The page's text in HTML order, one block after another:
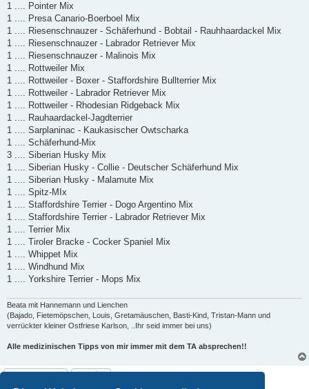
1 .... Pointer Mix
1 .... Presa Canario-Boerboel Mix
1 .... Riesenschnauzer - Schäferhund - Bobtail - Rauhhaardackel Mix
1 .... Riesenschnauzer - Labrador Retriever Mix
1 .... Riesenschnauzer - Malinois Mix
1 .... Rottweiler Mix
1 .... Rottweiler - Boxer - Staffordshire Bullterrier Mix
1 .... Rottweiler - Labrador Retriever Mix
1 .... Rottweiler - Rhodesian Ridgeback Mix
1 .... Rauhaardackel-Jagdterrier
1 .... Sarplaninac - Kaukasischer Owtscharka
1 .... Schäferhund-Mix
3 .... Siberian Husky Mix
1 .... Siberian Husky - Collie - Deutscher Schäferhund Mix
1 .... Siberian Husky - Malamute Mix
1 .... Spitz-MIx
1 .... Staffordshire Terrier - Dogo Argentino Mix
1 .... Staffordshire Terrier - Labrador Retriever Mix
1 .... Terrier Mix
1 .... Tiroler Bracke - Cocker Spaniel Mix
1 .... Whippet Mix
1 .... Windhund Mix
1 .... Yorkshire Terrier - Mops Mix
Beata mit Hannemann und Lienchen
(Bajado, Fietemöpschen, Louis, Gretamäuschen, Basti-Kind, Tristan-Mann und
verrückter kleiner Ostfriese Karlson, ..Ihr seid immer bei uns)
Alle medizinischen Tipps von mir immer mit dem TA absprechen!!